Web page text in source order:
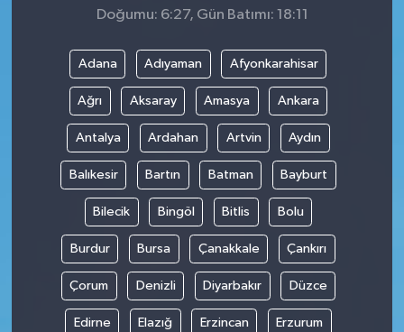
Doğumu: 6:27, Gün Batımı: 18:11
Adana Adıyaman Afyonkarahisar
Ağrı Aksaray Amasya Ankara
Antalya Ardahan Artvin Aydın
Balıkesir Bartın Batman Bayburt
Bilecik Bingöl Bitlis Bolu
Burdur Bursa Çanakkale Çankırı
Çorum Denizli Diyarbakır Düzce
Edirne Elazığ Erzincan Erzurum